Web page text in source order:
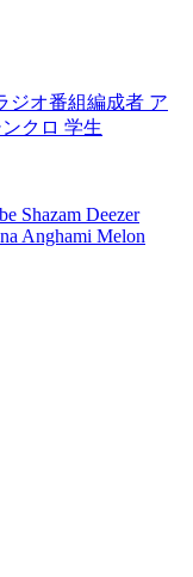
ジオ番組編成者 ア
クロ 学生
Shazam Deezer
Anghami Melon